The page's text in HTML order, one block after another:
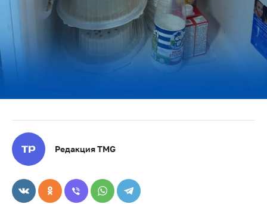
Редакция TMG